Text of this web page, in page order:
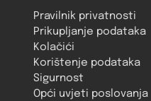
Pravilnik privatnosti
Prikupljanje podataka
Kolačići
Korištenje podataka
Sigurnost
Opći uvjeti poslovanja